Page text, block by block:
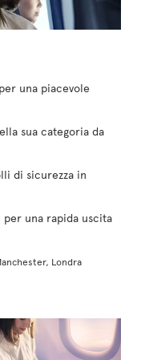
una piacevole
sua categoria da
di sicurezza in
una rapida uscita
Londra